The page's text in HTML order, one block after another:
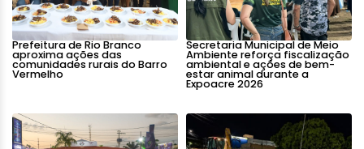
Prefeitura de Rio Branco
aproxima ações das
comunidades rurais do Barro
Vermelho
Secretaria Municipal de Meio
Ambiente reforça fiscalização
ambiental e ações de bem-
estar animal durante a
Expoacre 2026